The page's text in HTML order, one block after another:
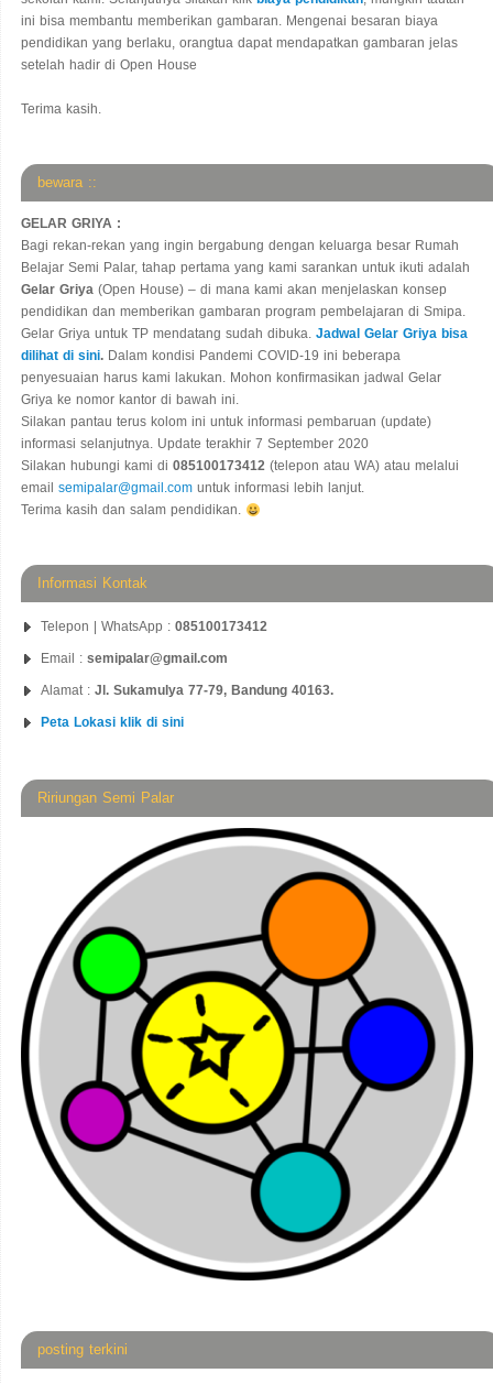
ini bisa membantu memberikan gambaran. Mengenai besaran biaya
pendidikan yang berlaku, orangtua dapat mendapatkan gambaran jelas
setelah hadir di Open House
Terima kasih.
bewara ::
GELAR GRIYA :
Bagi rekan-rekan yang ingin bergabung dengan keluarga besar Rumah
Belajar Semi Palar, tahap pertama yang kami sarankan untuk ikuti adalah
Gelar Griya (Open House) – di mana kami akan menjelaskan konsep
pendidikan dan memberikan gambaran program pembelajaran di Smipa.
Gelar Griya untuk TP mendatang sudah dibuka. Jadwal Gelar Griya bisa
dilihat di sini. Dalam kondisi Pandemi COVID-19 ini beberapa
penyesuaian harus kami lakukan. Mohon konfirmasikan jadwal Gelar
Griya ke nomor kantor di bawah ini.
Silakan pantau terus kolom ini untuk informasi pembaruan (update)
informasi selanjutnya. Update terakhir 7 September 2020
Silakan hubungi kami di 085100173412 (telepon atau WA) atau melalui
email semipalar@gmail.com untuk informasi lebih lanjut.
Terima kasih dan salam pendidikan.
Informasi Kontak
Telepon | WhatsApp : 085100173412
Email : semipalar@gmail.com
Alamat : Jl. Sukamulya 77-79, Bandung 40163.
Peta Lokasi klik di sini
Ririungan Semi Palar
posting terkini